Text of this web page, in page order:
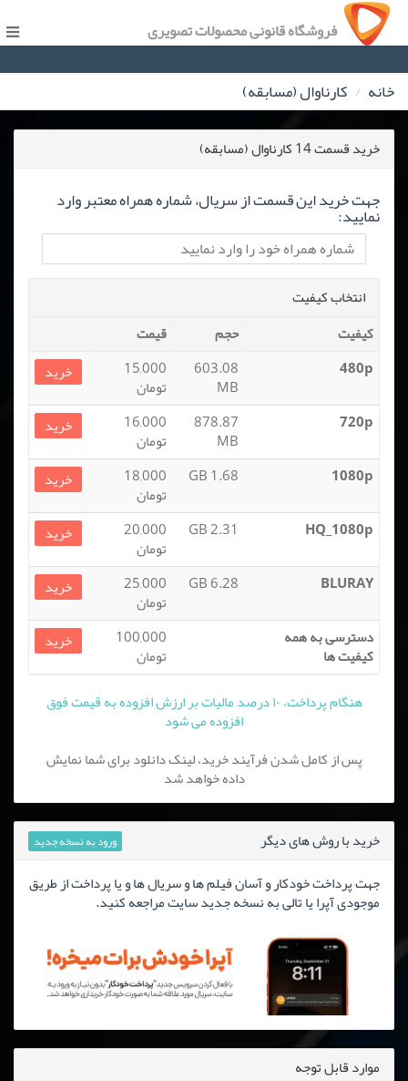
فروشگاه قانونی محصولات تصویری
خانه کارناوال (مسابقه)
خرید قسمت 14 کارناوال (مسابقه)
جهت خرید این قسمت از سریال، شماره همراه معتبر وارد
نمایید:
انتخاب کیفیت
کیفیت
حجم
قیمت
480p
603.08
MB
15,000
تومان
خرید
720p
878.87
MB
16,000
تومان
خرید
1080p
1.68 GB
18,000
تومان
خرید
HQ_1080p
2.31 GB
20,000
تومان
خرید
BLURAY
6.28 GB
25,000
تومان
خرید
دسترسی به همه
کیفیت ها
100,000
تومان
خرید
هنگام پرداخت، ۱۰ درصد مالیات بر ارزش افزوده به قیمت فوق
افزوده می شود
پس از کامل شدن فرآیند خرید، لینک دانلود برای شما نمایش
داده خواهد شد
خرید با روش های دیگر ورود به نسخه جدید
جهت پرداخت خودکار و آسان فیلم ها و سریال ها و یا پرداخت از طریق
موجودی آپرا یا تالی به نسخه جدید سایت مراجعه کنید.
موارد قابل توجه